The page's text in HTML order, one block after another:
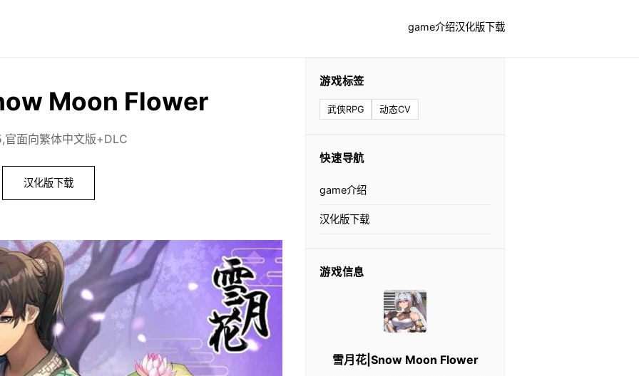
game介绍汉化版下载
Moon Flower
官面向繁体中文版+DLC
汉化版下载
游戏标签
武侠RPG 动态CV
快速导航
game介绍
汉化版下载
游戏信息
雪月花|Snow Moon Flower